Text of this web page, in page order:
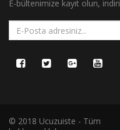
E-bültenimize kayıt olun,
© 2018 Ucuzuiste - Tüm